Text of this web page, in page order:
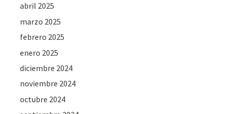
abril 2025
marzo 2025
febrero 2025
enero 2025
diciembre 2024
noviembre 2024
octubre 2024